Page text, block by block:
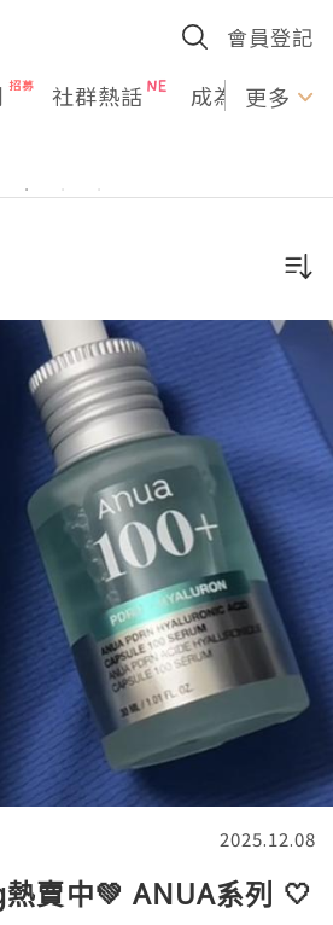
會員登記
社群熱話 成為U更多
2025.12.08
賣中💚 ANUA系列 🤍